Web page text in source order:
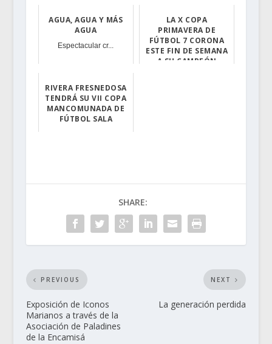
AGUA, AGUA Y MÁS
AGUA
Espectacular cr...
LA X COPA
PRIMAVERA DE
FÚTBOL 7 CORONA
ESTE FIN DE SEMANA
A SU CAMPEÓN
RIVERA FRESNEDOSA
TENDRÁ SU VII COPA
MANCOMUNADA DE
SHARE:
PREVIOUS
Exposición de Iconos
Marianos a través de la
Asociación de Paladines
de la Encamisá
NEXT
La generación perdida